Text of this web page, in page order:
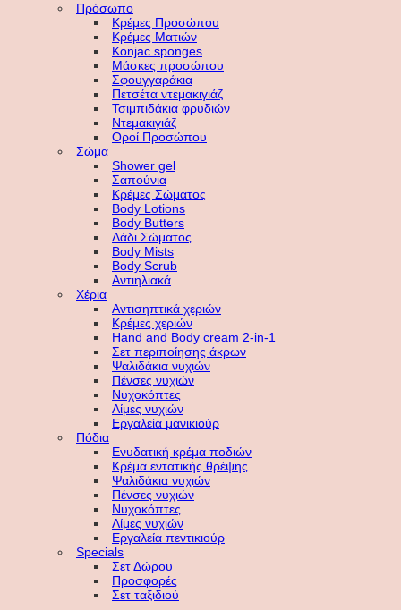
Πρόσωπο
Κρέμες Προσώπου
Κρέμες Ματιών
Konjac sponges
Μάσκες προσώπου
Σφουγγαράκια
Πετσέτα ντεμακιγιάζ
Τσιμπιδάκια φρυδιών
Ντεμακιγιάζ
Οροί Προσώπου
Σώμα
Shower gel
Σαπούνια
Κρέμες Σώματος
Body Lotions
Body Butters
Λάδι Σώματος
Body Mists
Body Scrub
Αντιηλιακά
Χέρια
Αντισηπτικά χεριών
Κρέμες χεριών
Hand and Body cream 2-in-1
Σετ περιποίησης άκρων
Ψαλιδάκια νυχιών
Πένσες νυχιών
Νυχοκόπτες
Λίμες νυχιών
Εργαλεία μανικιούρ
Πόδια
Ενυδατική κρέμα ποδιών
Κρέμα εντατικής θρέψης
Ψαλιδάκια νυχιών
Πένσες νυχιών
Νυχοκόπτες
Λίμες νυχιών
Εργαλεία πεντικιούρ
Specials
Σετ Δώρου
Προσφορές
Σετ ταξιδιού